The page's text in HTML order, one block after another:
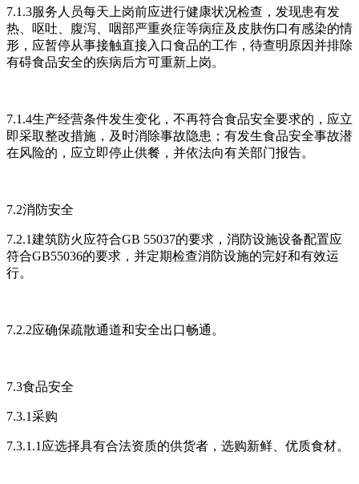
7.1.3服务人员每天上岗前应进行健康状况检查，发现患有发
热、呕吐、腹泻、咽部严重炎症等病症及皮肤伤口有感染的情
形，应暂停从事接触直接入口食品的工作，待查明原因并排除
有碍食品安全的疾病后方可重新上岗。
7.1.4生产经营条件发生变化，不再符合食品安全要求的，应立
即采取整改措施，及时消除事故隐患；有发生食品安全事故潜
在风险的，应立即停止供餐，并依法向有关部门报告。
7.2消防安全
7.2.1建筑防火应符合GB 55037的要求，消防设施设备配置应
符合GB55036的要求，并定期检查消防设施的完好和有效运
行。
7.2.2应确保疏散通道和安全出口畅通。
7.3食品安全
7.3.1采购
7.3.1.1应选择具有合法资质的供货者，选购新鲜、优质食材。